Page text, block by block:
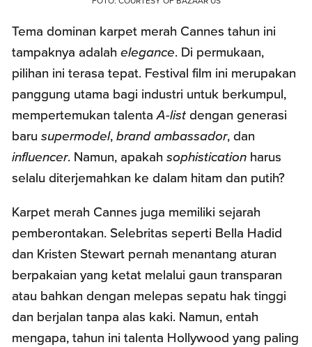
Tema dominan karpet merah Cannes tahun ini
tampaknya adalahelegance. Di permukaan,
pilihan ini terasa tepat. Festival film ini merupakan
panggung utama bagi industri untuk berkumpul,
mempertemukan talentaA-list dengan generasi
barusupermodel,brand ambassador, dan
influencer. Namun, apakahsophistication harus
selalu diterjemahkan ke dalam hitam dan putih?
Karpet merah Cannes juga memiliki sejarah
pemberontakan. Selebritas seperti Bella Hadid
dan Kristen Stewart pernah menantang aturan
berpakaian yang ketat melalui gaun transparan
atau bahkan dengan melepas sepatu hak tinggi
dan berjalan tanpa alas kaki. Namun, entah
mengapa, tahun ini talenta Hollywood yang paling